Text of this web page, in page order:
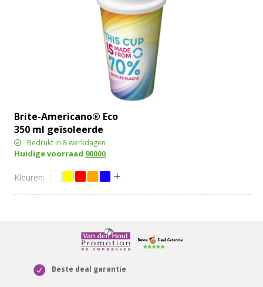
Brite-Americano® Eco
350 ml geïsoleerde
bekerBedrukt in 8 werkdagen
Huidige voorraad 90000
Beste deal garantie